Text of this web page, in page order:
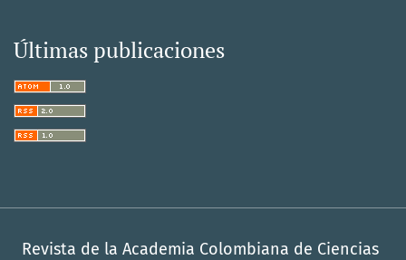
Últimas publicaciones
Revista de la Academia Colombiana de Ciencias